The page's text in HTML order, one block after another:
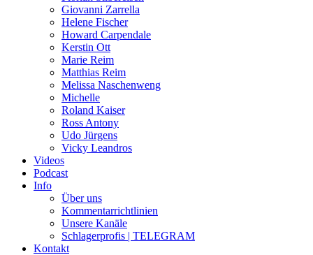
Giovanni Zarrella
Helene Fischer
Howard Carpendale
Kerstin Ott
Marie Reim
Matthias Reim
Melissa Naschenweng
Michelle
Roland Kaiser
Ross Antony
Udo Jürgens
Vicky Leandros
Videos
Podcast
Info
Über uns
Kommentarrichtlinien
Unsere Kanäle
Schlagerprofis | TELEGRAM
Kontakt